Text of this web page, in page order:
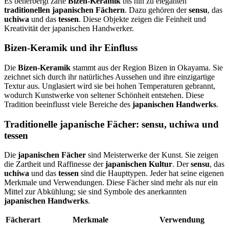
traditionellen japanischen Fächern. Dazu gehören dersensu, das
uchiwa und das tessen. Diese Objekte zeigen die Feinheit und
Kreativität der japanischen Handwerker.
Bizen-Keramik und ihr Einfluss
Die Bizen-Keramik stammt aus der Region Bizen in Okayama. Sie
zeichnet sich durch ihr natürliches Aussehen und ihre einzigartige
Textur aus. Unglasiert wird sie bei hohen Temperaturen gebrannt,
wodurch Kunstwerke von seltener Schönheit entstehen. Diese
Tradition beeinflusst viele Bereiche des japanischen Handwerks.
Traditionelle japanische Fächer: sensu, uchiwa und
tessen
Die japanischen Fächer sind Meisterwerke der Kunst. Sie zeigen
die Zartheit und Raffinesse derjapanischen Kultur. Dersensu, das
uchiwa und das tessen sind die Haupttypen. Jeder hat seine eigenen
Merkmale und Verwendungen. Diese Fächer sind mehr als nur ein
Mittel zur Abkühlung; sie sind Symbole des anerkannten
japanischen Handwerks.
Fächerart Merkmale
Verwendung